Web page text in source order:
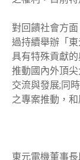
對回饋社會方
過持續舉辦「
具有特殊貢獻
推動國內外頂
交流與發展;同
之專案推動，
東元電機董事